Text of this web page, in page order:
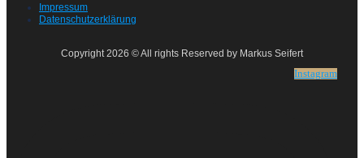
Impressum
Datenschutzerklärung
Copyright 2026 © All rights Reserved by Markus Seifert
Instagram